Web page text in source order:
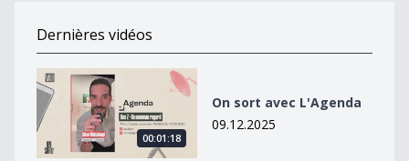
Dernières vidéos
On sort avec L&#039;Agenda
00:01:18
On sort avec L'Agenda
09.12.2025